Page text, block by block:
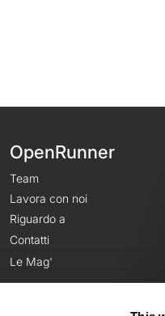
OpenRunner
Team
Lavora con noi
Riguardo a
Contatti
Le Mag'